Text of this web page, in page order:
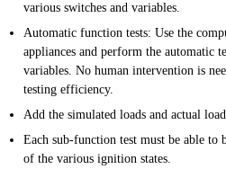
various switches and variables.
Automatic function tests: Use the
appliances and perform the automatic
variables. No human intervention is
testing efficiency.
Add the simulated loads and actual
Each sub-function test must be able to
of the various ignition states.